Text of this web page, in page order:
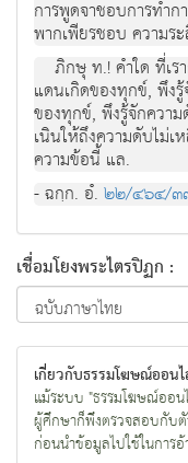
การพูดจาชอบการทํา
พากเพียรชอบ ความร
ภิกษุ ท.! คําใด ที่เราก
แดนเกิดของทุกข, พึงรู
ของทุกข, พึงรูจักควา
เนินให้ถึงความดับไม
ความขอนี้ แล.
- ฉกฺก. อํ. ๒๒/๔๖๔/๓
เชื่อมโยงพระไตรปิฏก :
เกี่ยวกับธรรมโฆษณ์ออน
แม้ระบบ "ธรรมโฆษณ์ออ
ผู้ศึกษาก็พึงตรวจสอบกับ
ก่อนนำข้อมูลไปใช้ในการอ้